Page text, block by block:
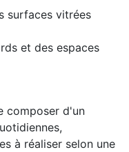
surfaces vitrées
et des espaces
composer d'un
à réaliser selon une